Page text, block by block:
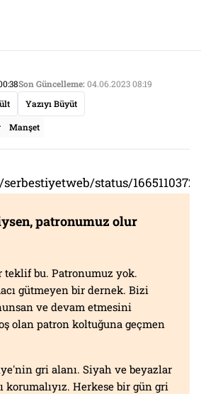
Son Güncelleme:04.06.2023 08:19
Yazıyı Büyüt
Manşet
status/
patronumuz olur
teklif bu. Patronumuz yok.
gütmeyen bir dernek. Bizi
ve devam etmesini
olan patron koltuğuna geçmen
gri alanı. Siyah ve beyazlar
korumalıyız. Herkese bir gün gri